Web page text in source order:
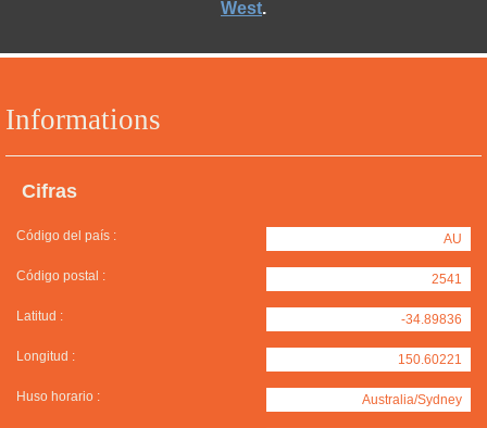
Informations
Cifras
Código del país : AU
Código postal : 2541
Latitud : -34.89836
Longitud : 150.60221
Huso horario : Australia/Sydney
West.